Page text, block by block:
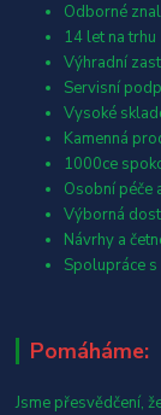
Odborné
14 let na trhu
Výhradní
Servisní
Vysoké
Kamenná
1000ce
Osobní péče
Výborná
Návrhy a
Spolupráce
Pomáháme:
Jsme přesvědčení,